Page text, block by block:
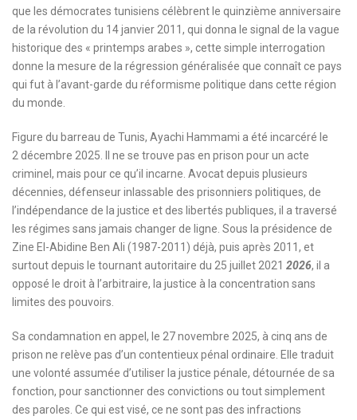
que les démocrates tunisiens célèbrent le quinzième anniversaire
de la révolution du 14 janvier 2011, qui donna le signal de la vague
historique des « printemps arabes », cette simple interrogation
donne la mesure de la régression généralisée que connaît ce pays
qui fut à l’avant-garde du réformisme politique dans cette région
du monde.
Figure du barreau de Tunis, Ayachi Hammami a été incarcéré le
2 décembre 2025. Il ne se trouve pas en prison pour un acte
criminel, mais pour ce qu’il incarne. Avocat depuis plusieurs
décennies, défenseur inlassable des prisonniers politiques, de
l’indépendance de la justice et des libertés publiques, il a traversé
les régimes sans jamais changer de ligne. Sous la présidence de
Zine El-Abidine Ben Ali (1987-2011) déjà, puis après 2011, et
surtout depuis le tournant autoritaire du 25 juillet 2021 2026, il a
opposé le droit à l’arbitraire, la justice à la concentration sans
limites des pouvoirs.
Sa condamnation en appel, le 27 novembre 2025, à cinq ans de
prison ne relève pas d’un contentieux pénal ordinaire. Elle traduit
une volonté assumée d’utiliser la justice pénale, détournée de sa
fonction, pour sanctionner des convictions ou tout simplement
des paroles. Ce qui est visé, ce ne sont pas des infractions